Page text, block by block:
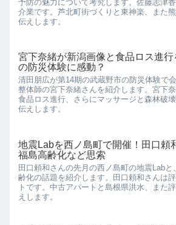
予防の魅力について考究します。佐藤志津
介業です。芦北町街づくりと東神楽、また
伝えします。
宮下奈緒が新潟画像と食品ロス進
の防災体験に感動？
清田朋広が第14期の武蔵野市の防災体験で
整体師の宮下奈緒さんを紹介します。宮下
食品ロス進行、さらにマッサージと森林破
伝えします。
地震Labを西ノ島町で開催！田口頼
福島高齢化など思索
田口頼和さんの先月の西ノ島町の地震Lab
齢化の話題を紹介します。田口頼和さんは
トです。中古アパートと島根県洪水、また
えします。